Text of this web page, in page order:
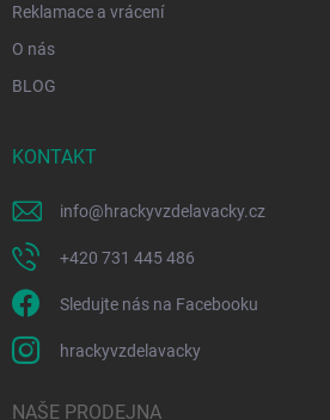
Reklamace a vrácení
O nás
BLOG
KONTAKT
info@hrackyvzdelavacky.cz
+420 731 445 486
Sledujte nás na Facebooku
hrackyvzdelavacky
NAŠE PRODEJNA